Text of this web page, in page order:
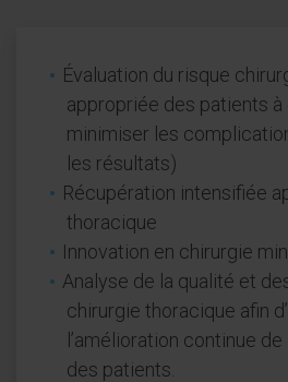
Évaluation du risque
appropriée des patients à
minimiser les
les résultats)
Récupération intensifiée
thoracique
Innovation en chirurgie
Analyse de la qualité et
chirurgie thoracique afin
l’amélioration continue
des patients.